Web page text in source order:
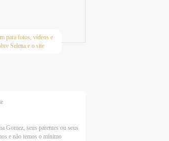
para fotos, vídeos e
Selena e o site
Gomez, seus parentes ou seus
e não temos o mínimo